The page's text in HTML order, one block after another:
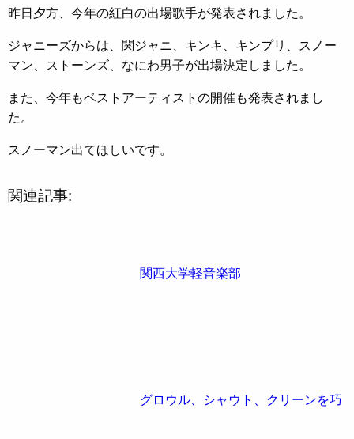
昨日夕方、今年の紅白の出場歌手が発表されました。
ジャニーズからは、関ジャニ、キンキ、キンプリ、スノー
マン、ストーンズ、なにわ男子が出場決定しました。
また、今年もベストアーティストの開催も発表されまし
た。
スノーマン出てほしいです。
関連記事:
関西大学軽音楽部
グロウル、シャウト、クリーンを巧